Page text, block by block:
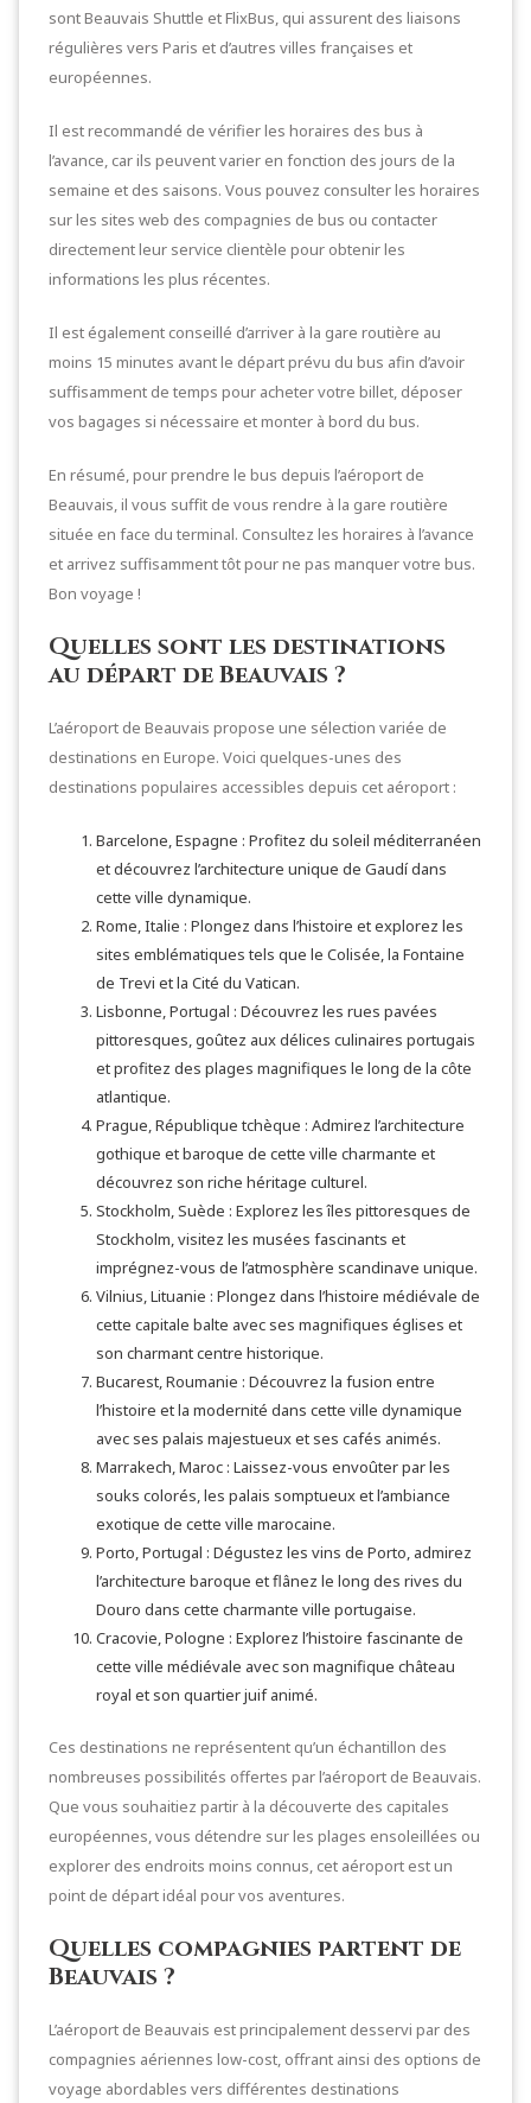
sont Beauvais Shuttle et FlixBus, qui assurent des liaisons
régulières vers Paris et d’autres villes françaises et
européennes.
Il est recommandé de vérifier les horaires des bus à
l’avance, car ils peuvent varier en fonction des jours de la
semaine et des saisons. Vous pouvez consulter les horaires
sur les sites web des compagnies de bus ou contacter
directement leur service clientèle pour obtenir les
informations les plus récentes.
Il est également conseillé d’arriver à la gare routière au
moins 15 minutes avant le départ prévu du bus afin d’avoir
suffisamment de temps pour acheter votre billet, déposer
vos bagages si nécessaire et monter à bord du bus.
En résumé, pour prendre le bus depuis l’aéroport de
Beauvais, il vous suffit de vous rendre à la gare routière
située en face du terminal. Consultez les horaires à l’avance
et arrivez suffisamment tôt pour ne pas manquer votre bus.
Bon voyage !
Quelles sont les destinations
au départ de Beauvais ?
L’aéroport de Beauvais propose une sélection variée de
destinations en Europe. Voici quelques-unes des
destinations populaires accessibles depuis cet aéroport :
Barcelone, Espagne : Profitez du soleil méditerranéen
et découvrez l’architecture unique de Gaudí dans
cette ville dynamique.
Rome, Italie : Plongez dans l’histoire et explorez les
sites emblématiques tels que le Colisée, la Fontaine
de Trevi et la Cité du Vatican.
Lisbonne, Portugal : Découvrez les rues pavées
pittoresques, goûtez aux délices culinaires portugais
et profitez des plages magnifiques le long de la côte
atlantique.
Prague, République tchèque : Admirez l’architecture
gothique et baroque de cette ville charmante et
découvrez son riche héritage culturel.
Stockholm, Suède : Explorez les îles pittoresques de
Stockholm, visitez les musées fascinants et
imprégnez-vous de l’atmosphère scandinave unique.
Vilnius, Lituanie : Plongez dans l’histoire médiévale de
cette capitale balte avec ses magnifiques églises et
son charmant centre historique.
Bucarest, Roumanie : Découvrez la fusion entre
l’histoire et la modernité dans cette ville dynamique
avec ses palais majestueux et ses cafés animés.
Marrakech, Maroc : Laissez-vous envoûter par les
souks colorés, les palais somptueux et l’ambiance
exotique de cette ville marocaine.
Porto, Portugal : Dégustez les vins de Porto, admirez
l’architecture baroque et flânez le long des rives du
Douro dans cette charmante ville portugaise.
Cracovie, Pologne : Explorez l’histoire fascinante de
cette ville médiévale avec son magnifique château
royal et son quartier juif animé.
Ces destinations ne représentent qu’un échantillon des
nombreuses possibilités offertes par l’aéroport de Beauvais.
Que vous souhaitiez partir à la découverte des capitales
européennes, vous détendre sur les plages ensoleillées ou
explorer des endroits moins connus, cet aéroport est un
point de départ idéal pour vos aventures.
Quelles compagnies partent de
Beauvais ?
L’aéroport de Beauvais est principalement desservi par des
compagnies aériennes low-cost, offrant ainsi des options de
voyage abordables vers différentes destinations